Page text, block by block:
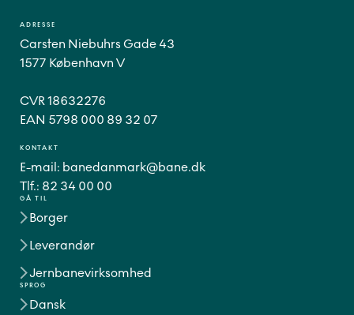
GÅ TIL
Borger
Leverandør
Jernbanevirksomhed
SPROG
Dansk
ADRESSE
Carsten Niebuhrs Gade 43
1577 København V
CVR 18632276
EAN 5798 000 89 32 07
KONTAKT
E-mail: banedanmark@bane.dk
Tlf.: 82 34 00 00